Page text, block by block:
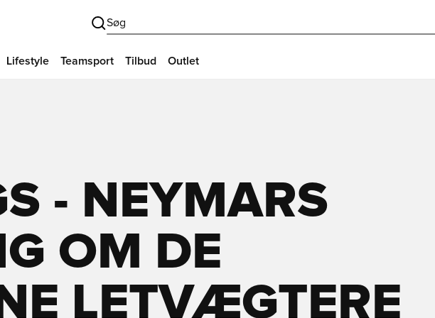
Søg
Lifestyle Teamsport Tilbud Outlet
- NEYMARS
OM DE
LETVÆGTERE